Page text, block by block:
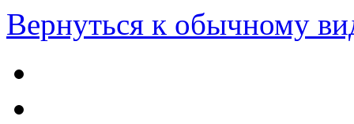
Вернуться к обычному